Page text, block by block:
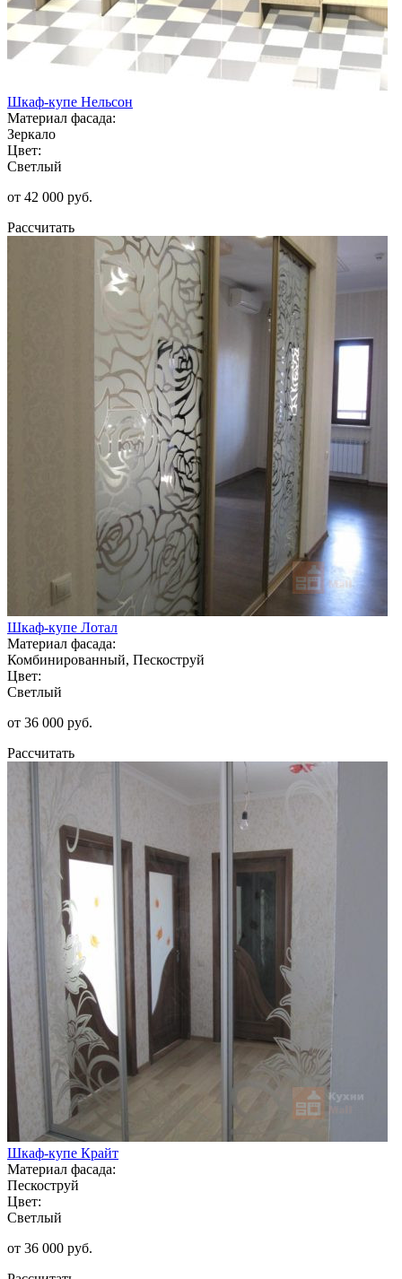
Шкаф-купе Нельсон
Материал фасада:
Зеркало
Цвет:
Светлый
от 42 000 руб.
Рассчитать
Шкаф-купе Лотал
Материал фасада:
Комбинированный, Пескоструй
Цвет:
Светлый
от 36 000 руб.
Рассчитать
Шкаф-купе Крайт
Материал фасада:
Пескоструй
Цвет:
Светлый
от 36 000 руб.